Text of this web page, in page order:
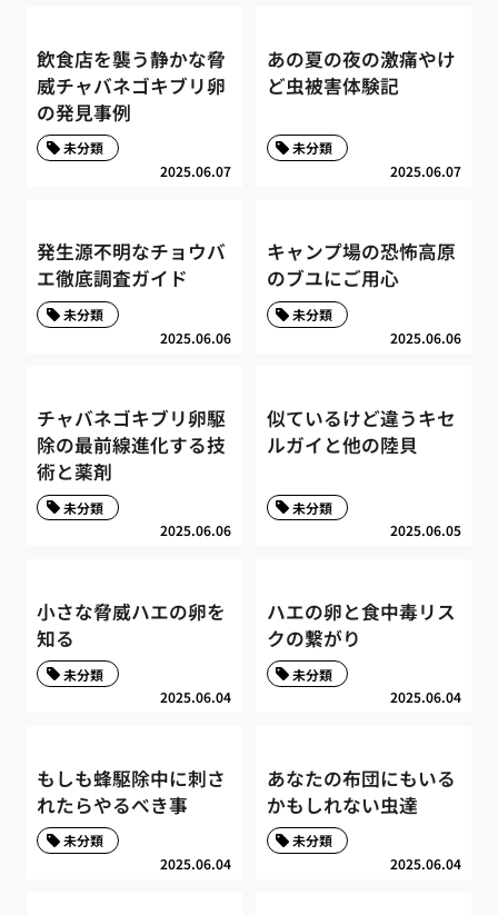
飲食店を襲う静かな脅
威チャバネゴキブリ卵
の発見事例
2025.06.07
未分類
あの夏の夜の激痛やけ
ど虫被害体験記
2025.06.07
未分類
発生源不明なチョウバ
エ徹底調査ガイド
2025.06.06
未分類
キャンプ場の恐怖高原
のブユにご用心
2025.06.06
未分類
チャバネゴキブリ卵駆
除の最前線進化する技
術と薬剤
2025.06.06
未分類
似ているけど違うキセ
ルガイと他の陸貝
2025.06.05
未分類
小さな脅威ハエの卵を
知る
2025.06.04
未分類
ハエの卵と食中毒リス
クの繋がり
2025.06.04
未分類
もしも蜂駆除中に刺さ
れたらやるべき事
2025.06.04
未分類
あなたの布団にもいる
かもしれない虫達
2025.06.04
未分類